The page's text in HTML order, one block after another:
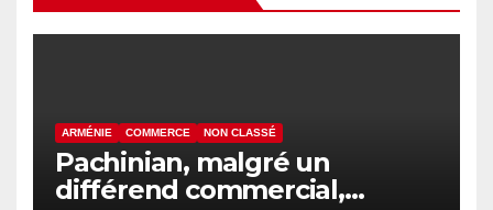
ARMÉNIE COMMERCE NON CLASSÉ
Pachinian, malgré un
différend commercial,